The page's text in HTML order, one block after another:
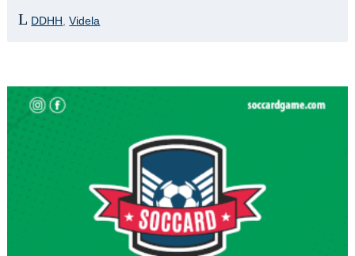
DDHH ,Videla